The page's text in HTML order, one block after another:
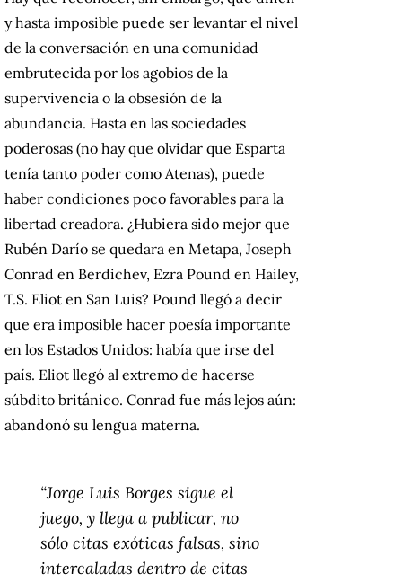
y hasta imposible puede ser levantar el nivel
de la conversación en una comunidad
embrutecida por los agobios de la
supervivencia o la obsesión de la
abundancia. Hasta en las sociedades
poderosas (no hay que olvidar que Esparta
tenía tanto poder como Atenas), puede
haber condiciones poco favorables para la
libertad creadora. ¿Hubiera sido mejor que
Rubén Darío se quedara en Metapa, Joseph
Conrad en Berdichev, Ezra Pound en Hailey,
T.S. Eliot en San Luis? Pound llegó a decir
que era imposible hacer poesía importante
en los Estados Unidos: había que irse del
país. Eliot llegó al extremo de hacerse
súbdito británico. Conrad fue más lejos aún:
abandonó su lengua materna.
“Jorge Luis Borges sigue el
juego, y llega a publicar, no
sólo citas exóticas falsas, sino
intercaladas dentro de citas